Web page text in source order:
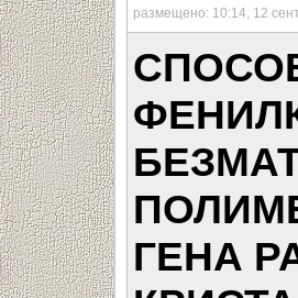
размещено: 10:14, 12
ГЕНА